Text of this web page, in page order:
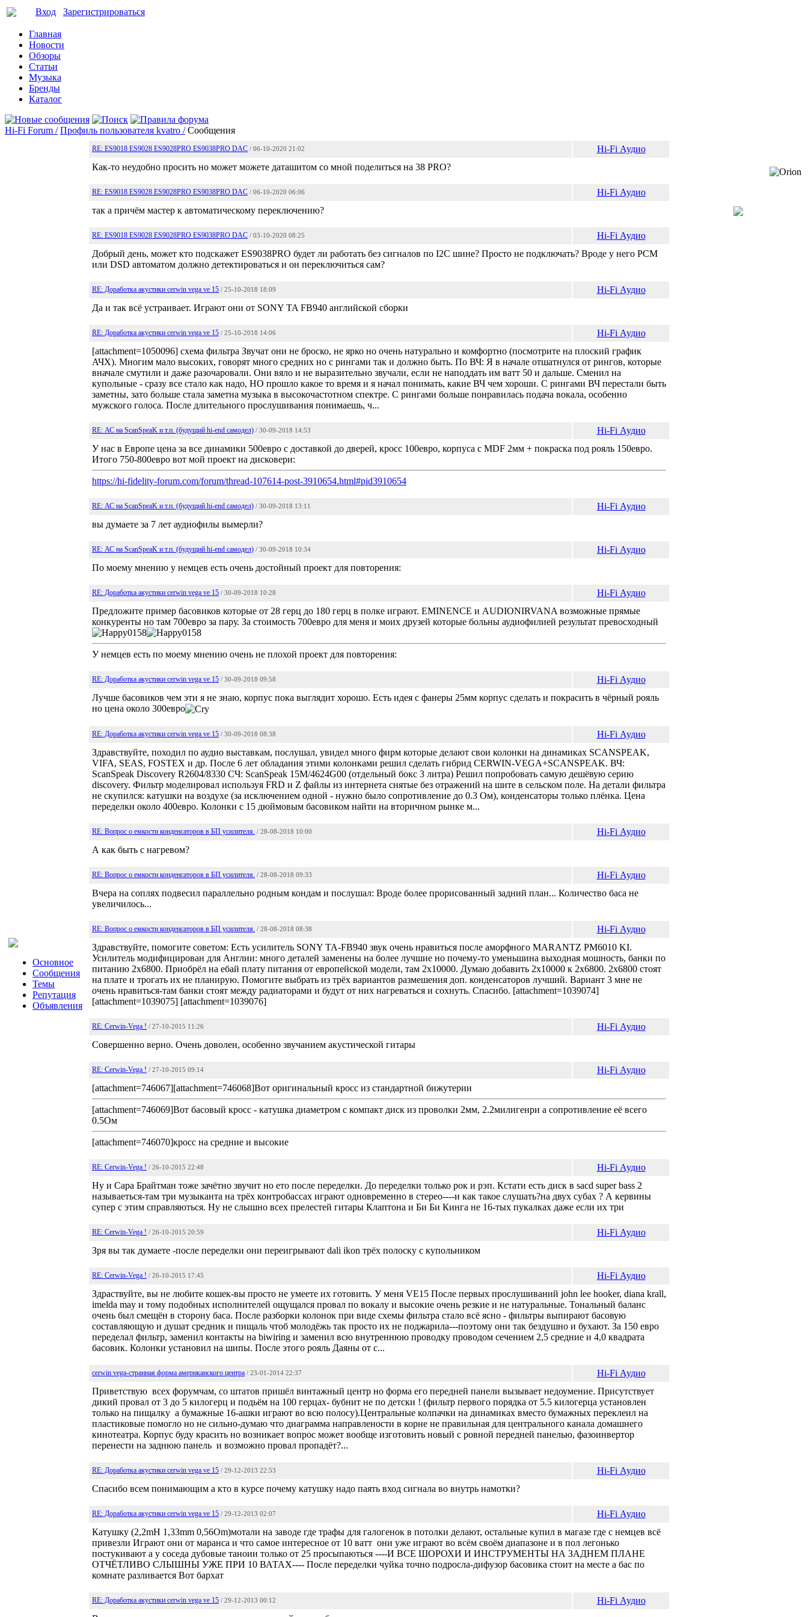
Вход Зарегистрироваться
Главная
Новости
Обзоры
Статьи
Музыка
Бренды
Каталог
Hi-Fi Forum / Профиль пользователя kvatro / Сообщения
Основное
Сообщения
Темы
Репутация
Объявления
RE: ES9018 ES9028 ES9028PRO ES9038PRO DAC / 06-10-2020 21:02
Hi-Fi Аудио
Как-то неудобно просить но может можете даташитом со мной поделиться на 38 PRO?
RE: ES9018 ES9028 ES9028PRO ES9038PRO DAC / 06-10-2020 06:06
Hi-Fi Аудио
так а причём мастер к автоматическому переключению?
RE: ES9018 ES9028 ES9028PRO ES9038PRO DAC / 03-10-2020 08:25
Hi-Fi Аудио
Добрый день, может кто подскажет ES9038PRO будет ли работать без сигналов по I2C шине? Просто не подключать? Вроде у него PCM
или DSD автоматом должно детектироваться и он переключиться сам?
RE: Доработка акустики cerwin vega ve 15 / 25-10-2018 18:09
Hi-Fi Аудио
Да и так всё устраивает. Играют они от SONY TA FB940 английской сборки
RE: Доработка акустики cerwin vega ve 15 / 25-10-2018 14:06
Hi-Fi Аудио
[attachment=1050096] схема фильтра Звучат они не броско, не ярко но очень натурально и комфортно (посмотрите на плоский график
АЧХ). Многим мало высоких, говорят много средних но с рингами так и должно быть. По ВЧ: Я в начале отшатнулся от рингов, которые
вначале смутили и даже разочаровали. Они вяло и не выразительно звучали, если не наподдать им ватт 50 и дальше. Сменил на
купольные - сразу все стало как надо, НО прошло какое то время и я начал понимать, какие ВЧ чем хороши. С рингами ВЧ перестали быть
заметны, зато больше стала заметна музыка в высокочастотном спектре. С рингами больше понравилась подача вокала, особенно
мужского голоса. После длительного прослушивания понимаешь, ч...
RE: АС на ScanSpeaK и т.п. (будущий hi-end самодел) / 30-09-2018 14:53
Hi-Fi Аудио
У нас в Европе цена за все динамики 500евро с доставкой до дверей, кросс 100евро, корпуса с MDF 2мм + покраска под рояль 150евро.
Итого 750-800евро вот мой проект на дисковери:
https://hi-fidelity-forum.com/forum/thread-107614-post-3910654.html#pid3910654
RE: АС на ScanSpeaK и т.п. (будущий hi-end самодел) / 30-09-2018 13:11
Hi-Fi Аудио
вы думаете за 7 лет аудиофилы вымерли?
RE: АС на ScanSpeaK и т.п. (будущий hi-end самодел) / 30-09-2018 10:34
Hi-Fi Аудио
По моему мнению у немцев есть очень достойный проект для повторения:
RE: Доработка акустики cerwin vega ve 15 / 30-09-2018 10:28
Hi-Fi Аудио
Предложите пример басовиков которые от 28 герц до 180 герц в полке играют. EMINENCE и AUDIONIRVANA возможные прямые
конкуренты но там 700евро за пару. За стоимость 700евро для меня и моих друзей которые больны аудиофилией результат превосходный
У немцев есть по моему мнению очень не плохой проект для повторения:
RE: Доработка акустики cerwin vega ve 15 / 30-09-2018 09:58
Hi-Fi Аудио
Лучше басовиков чем эти я не знаю, корпус пока выглядит хорошо. Есть идея с фанеры 25мм корпус сделать и покрасить в чёрный рояль
но цена около 300евро
RE: Доработка акустики cerwin vega ve 15 / 30-09-2018 08:38
Hi-Fi Аудио
Здравствуйте, походил по аудио выставкам, послушал, увидел много фирм которые делают свои колонки на динамиках SCANSPEAK,
VIFA, SEAS, FOSTEX и др. После 6 лет обладания этими колонками решил сделать гибрид CERWIN-VEGA+SCANSPEAK. ВЧ:
ScanSpeak Discovery R2604/8330 СЧ: ScanSpeak 15M/4624G00 (отдельный бокс 3 литра) Решил попробовать самую дешёвую серию
discovery. Фильтр моделировал используя FRD и Z файлы из интернета снятые без отражений на шите в сельском поле. На детали фильтра
не скупился: катушки на воздухе (за исключением одной - нужно было сопротивление до 0.3 Ом), конденсаторы только плёнка. Цена
переделки около 400евро. Колонки с 15 дюймовым басовиком найти на вторичном рынке м...
RE: Вопрос о емкости конденсаторов в БП усилителя. / 28-08-2018 10:00
Hi-Fi Аудио
А как быть с нагревом?
RE: Вопрос о емкости конденсаторов в БП усилителя. / 28-08-2018 09:33
Hi-Fi Аудио
Вчера на соплях подвесил параллельно родным кондам и послушал: Вроде более прорисованный задний план... Количество баса не
увеличилось...
RE: Вопрос о емкости конденсаторов в БП усилителя. / 28-08-2018 08:38
Hi-Fi Аудио
Здравствуйте, помогите советом: Есть усилитель SONY TA-FB940 звук очень нравиться после аморфного MARANTZ PM6010 KI.
Усилитель модифицирован для Англии: много деталей заменены на более лучшие но почему-то уменьшина выходная мошность, банки по
питанию 2х6800. Приобрёл на ебай плату питания от европейской модели, там 2х10000. Думаю добавить 2х10000 к 2х6800. 2х6800 стоят
на плате и трогать их не планирую. Помогите выбрать из трёх вариантов размешения доп. конденсаторов лучший. Вариант 3 мне не
очень нравиться-там банки стоят между радиаторами и будут от них нагреваться и сохнуть. Спасибо. [attachment=1039074]
[attachment=1039075] [attachment=1039076]
RE: Cerwin-Vega ! / 27-10-2015 11:26
Hi-Fi Аудио
Совершенно верно. Очень доволен, особенно звучанием акустической гитары
RE: Cerwin-Vega ! / 27-10-2015 09:14
Hi-Fi Аудио
[attachment=746067][attachment=746068]Вот оригинальный кросс из стандартной бижутерии
[attachment=746069]Вот басовый кросс - катушка диаметром с компакт диск из проволки 2мм, 2.2милигенри а сопротивление её всего
0.5Ом
[attachment=746070]кросс на средние и высокие
RE: Cerwin-Vega ! / 26-10-2015 22:48
Hi-Fi Аудио
Ну и Сара Брайтман тоже зачётно звучит но ето после переделки. До переделки только рок и рэп. Кстати есть диск в sacd super bass 2
называеться-там три музыканта на трёх контробассах играют одновременно в стерео----и как такое слушать?на двух субах ? А кервины
супер с этим справляються. Ну не слышно всех прелестей гитары Клаптона и Би Би Кинга не 16-тых пукалках даже если их три
RE: Cerwin-Vega ! / 26-10-2015 20:59
Hi-Fi Аудио
Зря вы так думаете -после переделки они переигрывают dali ikon трёх полоску с купольником
RE: Cerwin-Vega ! / 26-10-2015 17:45
Hi-Fi Аудио
Здраствуйте, вы не любите кошек-вы просто не умеете их готовить. У меня VE15 После первых прослушиваний john lee hooker, diana krall,
imelda may и тому подобных исполнителей ощущался провал по вокалу и высокие очень резкие и не натуральные. Тональный баланс
очень был смещён в сторону баса. После разборки колонок при виде схемы фильтра стало всё ясно - фильтры выпирают басовую
составляющую и душат средник и пищаль чтоб молодёжь так просто их не поджарила---поэтому они так бездушно и бухают. За 150 евро
переделал фильтр, заменил контакты на biwiring и заменил всю внутреннюю проводку проводом сечением 2,5 средние и 4,0 квадрата
басовик. Колонки установил на шипы. После этого рояль Даяны от с...
cerwin vega-странная форма американского центра / 23-01-2014 22:37
Hi-Fi Аудио
Приветствую всех форумчам, со штатов пришёл винтажный центр но форма его передней панели вызывает недоумение. Присутствует
дикий провал от 3 до 5 килогерц и подьём на 100 герцах- бубнит не по детски ! (фильтр первого порядка от 5.5 килогерца установлен
только на пищалку а бумажные 16-ашки играют во всю полосу).Центральные колпачки на динамиках вместо бумажных переклеил на
пластиковые помогло но не сильно-думаю что диаграмма направлености в корне не правильная для центрального канала домашнего
кинотеатра. Корпус буду красить но возникает вопрос может вообще изготовить новый с ровной передней панелью, фазоинвертор
перенести на заднюю панель и возможно провал пропадёт?...
RE: Доработка акустики cerwin vega ve 15 / 29-12-2013 22:53
Hi-Fi Аудио
Спасибо всем понимающим а кто в курсе почему катушку надо паять вход сигнала во внутрь намотки?
RE: Доработка акустики cerwin vega ve 15 / 29-12-2013 02:07
Hi-Fi Аудио
Катушку (2,2mH 1,33mm 0,56Om)мотали на заводе где трафы для галогенок в потолки делают, остальные купил в магазе где с немцев всё
привезли Играют они от маранса и что самое интересное от 10 ватт они уже играют во всём своём диапазоне и в пол легонько
постукивают а у соседа дубовые таноии только от 25 просыпаються ----И ВСЕ ШОРОХИ И ИНСТРУМЕНТЫ НА ЗАДНЕМ ПЛАНЕ
ОТЧЁТЛИВО СЛЫШНЫ УЖЕ ПРИ 10 ВАТАХ---- После переделки чуйка точно подросла-дифузор басовика стоит на месте а бас по
комнате разливается Вот бархат
RE: Доработка акустики cerwin vega ve 15 / 29-12-2013 00:12
Hi-Fi Аудио